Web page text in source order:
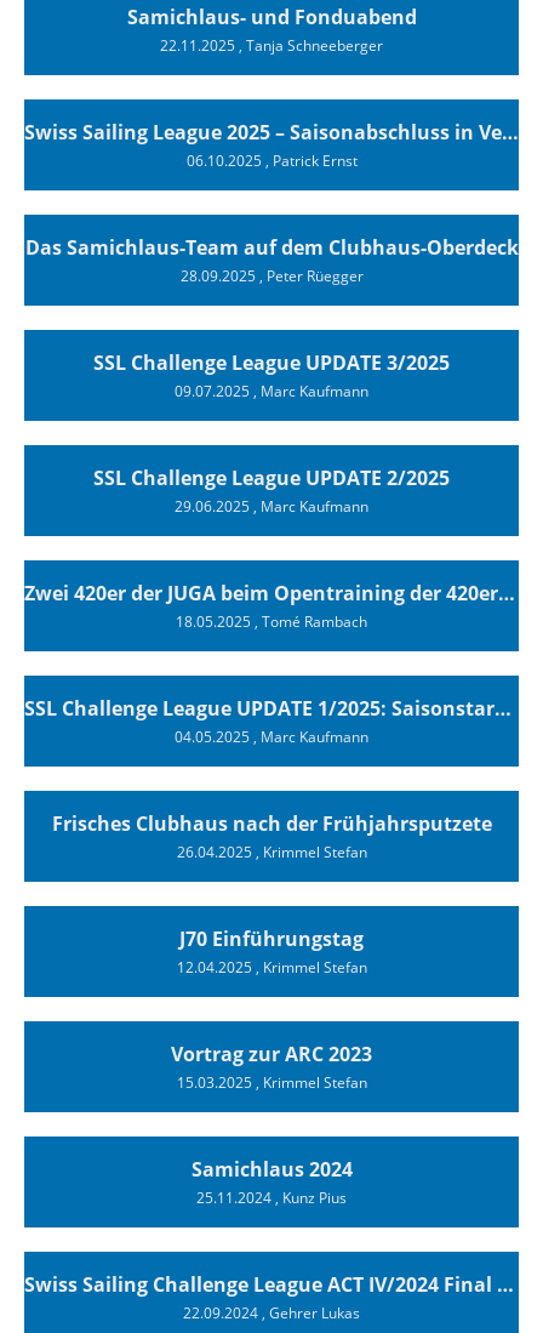
Samichlaus- und Fonduabend
22.11.2025, Tanja Schneeberger
Swiss Sailing League 2025 – Saisonabschluss in Versoix
06.10.2025, Patrick Ernst
Das Samichlaus-Team auf dem Clubhaus-Oberdeck
28.09.2025, Peter Rüegger
SSL Challenge League UPDATE 3/2025
09.07.2025, Marc Kaufmann
SSL Challenge League UPDATE 2/2025
29.06.2025, Marc Kaufmann
Zwei 420er der JUGA beim Opentraining der 420er Association in Sisikon
18.05.2025, Tomé Rambach
SSL Challenge League UPDATE 1/2025: Saisonstart am Bielersee
04.05.2025, Marc Kaufmann
Frisches Clubhaus nach der Frühjahrsputzete
26.04.2025, Krimmel Stefan
J70 Einführungstag
12.04.2025, Krimmel Stefan
Vortrag zur ARC 2023
15.03.2025, Krimmel Stefan
Samichlaus 2024
25.11.2024, Kunz Pius
Swiss Sailing Challenge League ACT IV/2024 Final Luzern
22.09.2024, Gehrer Lukas